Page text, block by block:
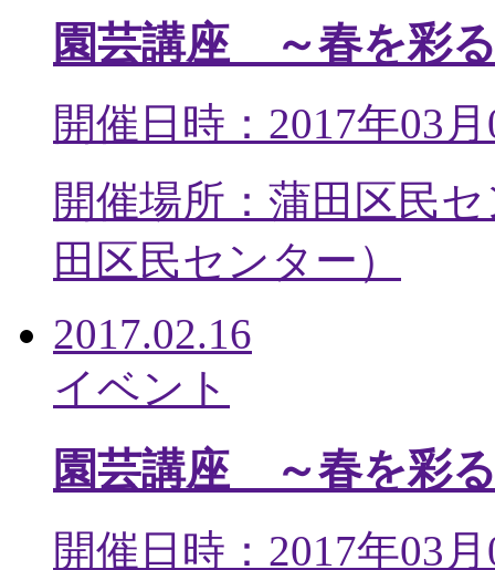
園芸講座 ～春を彩
開催日時：2017年03
開催場所：蒲田区民
田区民センター ）
2017.02.16
イベント
園芸講座 ～春を彩
開催日時：2017年03